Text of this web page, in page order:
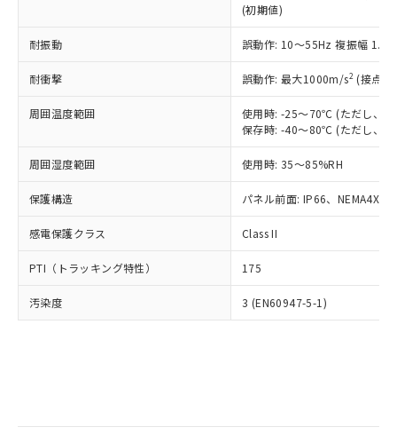
(初期値)
耐振動 誤動作: 10～55Hz 複振幅
耐衝撃 誤動作: 最大1000m/s2 (接点
周囲温度範囲
使用時: -25～70℃ (ただし、氷
保存時: -40～80℃ (ただし、氷
周囲湿度範囲 使用時: 35～85%RH
保護構造 パネル前面: IP66、NEMA4X,
感電保護クラス Class II
PTI（トラッキング特性） 175
汚染度 3 (EN60947-5-1)
在庫状況および標準価格照会結果は、
記載している更新日時点での社内デー
タに基づき作成されるものであり、閲
覧された時点での実際の在庫および標
準価格とは異なる場合があることをご
正式な納期状況および標準価格はお客
様のお取引先、またはお客様担当のオ
ムロン制御機器販売店・当社販売員に
オムロン制御機器販売店や当社販売拠
販売ネットワーク
」をご確認
ください。
在庫状況および標準価格結果を当社の
事前の承諾なく第三者に漏洩または開
マイパーツ機能（部品リスト作成サー
および当社の共同利用者が、当社の製
むを得ず変更することがあります。
六価クロム(Cr(Ⅵ)) 1000ppm以下、ポリ臭化ビフェニル
類(PBB) 1000ppm以下、ポリ臭化ジフェニルエーテル類
(PBDE) 1000ppm以下、フタル酸ビス(2-エチルヘキシ
ル) (DEHP)(別名：DOP) 1000ppm以下、フタル酸ブチ
ルベンジル（BBP） 1000ppm以下、フタル酸ジブチル
（DBP） 1000ppm以下、フタル酸ジイソブチル
(DIBP) 1000ppm以下
フタル酸エステル類の４物質については閾値を超える意
図的な使用がないことを確認しています。
※2 対応予定月
部品在庫の切り替え状況などにより、予定
月が前後することがあります。
*中国RoHS10物質の基準値 (GB/T26572)：
Pb(鉛) :1000ppm、 Hg(水銀) : 1000ppm、 Cd(カドミウ
Cr(Ⅵ)(六価クロム) : 1000ppm、 PBBs(ポリ臭化ビフェ
ニル類) : 1000ppm、 PBDEs(ポリ臭化ジフェニルエーテ
DBP(フタル酸ジブチル) : 1000ppm、 DIBP(フタル酸ジ
イソブチル) : 1000ppm、 BBP(フタル酸ブチルベンジ
ル) : 1000ppm、
DEHP(フタル酸ビス(2-エチルヘキシル)) : 1000ppm
※2 環境保護使用期限
「ｅ」：有害物質（10物質）のすべてが基
準値以下であることを示します。
「10」：通常の使用状況下において有害物
質が外部に漏えいし、環境に深刻な影響を
為替および外国貿易法に定める商品
（以下｢規制貨物等」という）を輸出
または国外への提供する場合は、日本
国政府の輸出許可(または役務取引許
可)を取得するなどの必要な手続きを
当社は規制貨物を破棄する場合は、完
全に破砕するなど、違法に輸出されな
いよう必要な手段を講じます。
ル、化学兵器、生物兵器またはその他
武器並びにこれらの製造装置等に一切
使用いたしません。
当社は、貴社製品を第三者に販売する
場合は、上記1、2および3の内容を当
該第三者に通知します。また当社は、
販売先および販売に係わる関係者が違
法に輸出するおそれがある場合は、取
○ 一定数以上の在庫あり
一定数には満たないが在庫あり
在庫なし(最新の在庫状況につ
いては、お客様のお取引先、ま
たはお客様担当のオムロン制御
機器販売店・当社販売員にご確
認ください)
受注生産機種、また在庫状況の